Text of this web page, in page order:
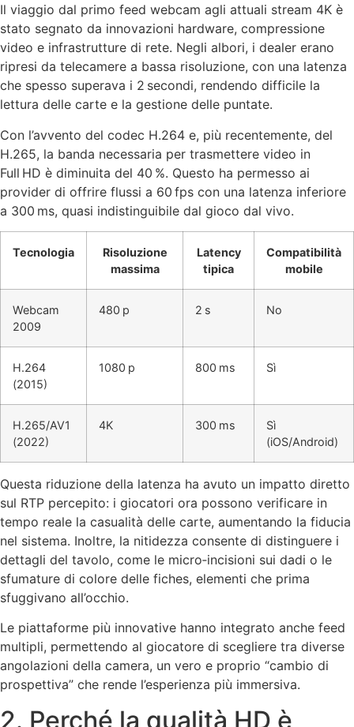
Il viaggio dal primo feed webcam agli attuali stream 4K è
stato segnato da innovazioni hardware, compressione
video e infrastrutture di rete. Negli albori, i dealer erano
ripresi da telecamere a bassa risoluzione, con una latenza
che spesso superava i 2 secondi, rendendo difficile la
lettura delle carte e la gestione delle puntate.
Con l’avvento del codec H.264 e, più recentemente, del
H.265, la banda necessaria per trasmettere video in
Full HD è diminuita del 40 %. Questo ha permesso ai
provider di offrire flussi a 60 fps con una latenza inferiore
a 300 ms, quasi indistinguibile dal gioco dal vivo.
Tecnologia
Risoluzione
massima
Latency
tipica
Compatibilità
mobile
Webcam
2009
480 p 2 s No
H.264
(2015)
1080 p 800 ms Sì
H.265/AV1
(2022)
4K 300 ms
Sì
(iOS/Android)
Questa riduzione della latenza ha avuto un impatto diretto
sul RTP percepito: i giocatori ora possono verificare in
tempo reale la casualità delle carte, aumentando la fiducia
nel sistema. Inoltre, la nitidezza consente di distinguere i
dettagli del tavolo, come le micro‑incisioni sui dadi o le
sfumature di colore delle fiches, elementi che prima
sfuggivano all’occhio.
Le piattaforme più innovative hanno integrato anche feed
multipli, permettendo al giocatore di scegliere tra diverse
angolazioni della camera, un vero e proprio “cambio di
prospettiva” che rende l’esperienza più immersiva.
2. Perché la qualità HD è